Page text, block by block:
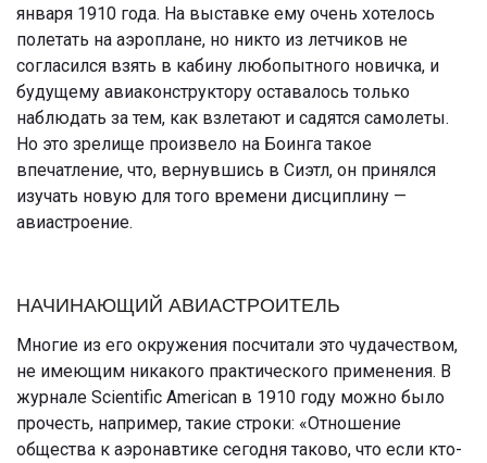
января 1910 года. На выставке ему очень хотелось
полетать на аэроплане, но никто из летчиков не
согласился взять в кабину любопытного новичка, и
будущему авиаконструктору оставалось только
наблюдать за тем, как взлетают и садятся самолеты.
Но это зрелище произвело на Боинга такое
впечатление, что, вернувшись в Сиэтл, он принялся
изучать новую для того времени дисциплину —
авиастроение.
НАЧИНАЮЩИЙ АВИАСТРОИТЕЛЬ
Многие из его окружения посчитали это чудачеством,
не имеющим никакого практического применения. В
журнале Scientific American в 1910 году можно было
прочесть, например, такие строки: «Отношение
общества к аэронавтике сегодня таково, что если кто-